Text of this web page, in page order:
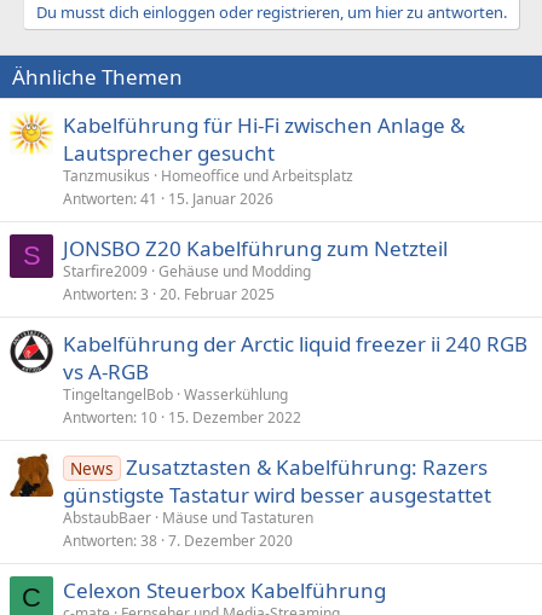
Du musst dich einloggen oder registrieren, um hier zu antworten.
Ähnliche Themen
Kabelführung für Hi-Fi zwischen Anlage &
Lautsprecher gesucht
Tanzmusikus
Homeoffice und Arbeitsplatz
Antworten 41 15. Januar 2026
S JONSBO Z20 Kabelführung zum Netzteil
Starfire2009 Gehäuse und Modding
Antworten 3 20. Februar 2025
Kabelführung der Arctic liquid freezer ii 240 RGB
vs A-RGB
TingeltangelBob Wasserkühlung
Antworten 10 15. Dezember 2022
News Zusatztasten & Kabelführung: Razers
günstigste Tastatur wird besser ausgestattet
AbstaubBaer Mäuse und Tastaturen
Antworten 38 7. Dezember 2020
C Celexon Steuerbox Kabelführung